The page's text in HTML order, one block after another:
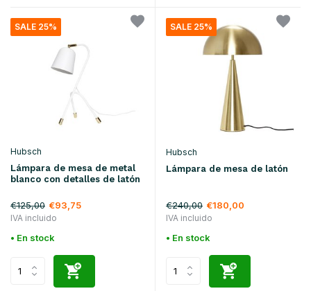
SALE 25%
Hubsch
Lámpara de mesa de metal
blanco con detalles de latón
€125,00 €93,75
IVA incluido
• En stock
SALE 25%
Hubsch
Lámpara de mesa de latón
€240,00 €180,00
IVA incluido
• En stock